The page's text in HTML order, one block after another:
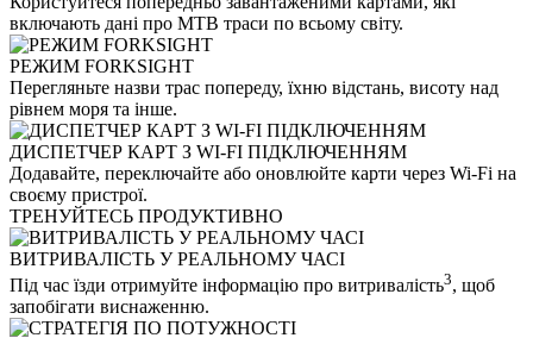
включають дані про MTB траси по всьому світу.
РЕЖИМ FORKSIGHT
Перегляньте назви трас попереду, їхню відстань, висоту над
рівнем моря та інше.
ДИСПЕТЧЕР КАРТ З WI-FI ПІДКЛЮЧЕННЯМ
Додавайте, переключайте або оновлюйте карти через Wi-Fi на
своєму пристрої.
ТРЕНУЙТЕСЬ ПРОДУКТИВНО
ВИТРИВАЛІСТЬ У РЕАЛЬНОМУ ЧАСІ
Під час їзди отримуйте інформацію про витривалість3, щоб
запобігати виснаженню.